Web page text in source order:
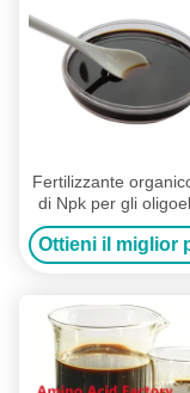
Fertilizzante
di Npk per gli
delle radici delle
inclusi
Ottieni il miglior